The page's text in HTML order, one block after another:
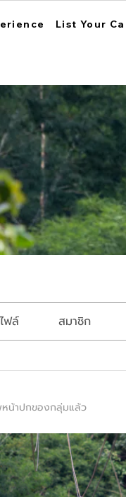
List Your
ไฟล์ สมาชิก
หน้าปกของกลุ่มแล้ว